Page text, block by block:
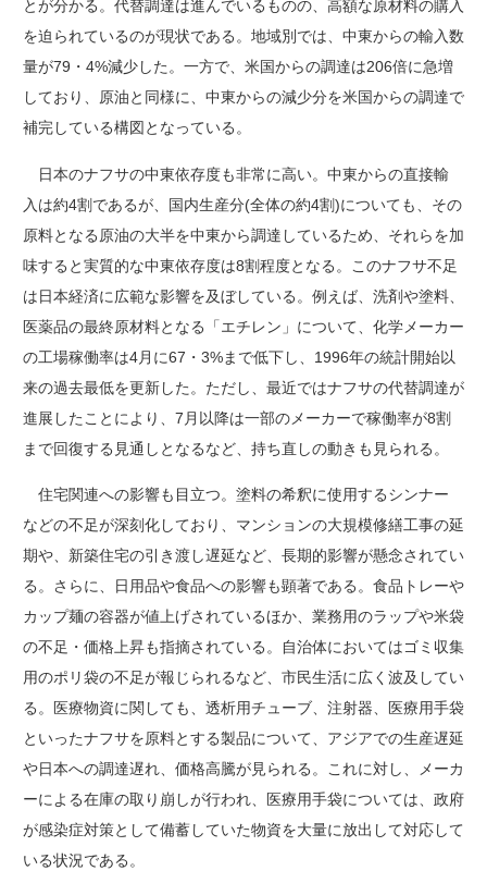
とが分かる。代替調達は進んでいるものの、高額な原材料の購入
を迫られているのが現状である。地域別では、中東からの輸入数
量が79・4%減少した。一方で、米国からの調達は206倍に急増
しており、原油と同様に、中東からの減少分を米国からの調達で
補完している構図となっている。
日本のナフサの中東依存度も非常に高い。中東からの直接輸
入は約4割であるが、国内生産分(全体の約4割)についても、その
原料となる原油の大半を中東から調達しているため、それらを加
味すると実質的な中東依存度は8割程度となる。このナフサ不足
は日本経済に広範な影響を及ぼしている。例えば、洗剤や塗料、
医薬品の最終原材料となる「エチレン」について、化学メーカー
の工場稼働率は4月に67・3%まで低下し、1996年の統計開始以
来の過去最低を更新した。ただし、最近ではナフサの代替調達が
進展したことにより、7月以降は一部のメーカーで稼働率が8割
まで回復する見通しとなるなど、持ち直しの動きも見られる。
住宅関連への影響も目立つ。塗料の希釈に使用するシンナー
などの不足が深刻化しており、マンションの大規模修繕工事の延
期や、新築住宅の引き渡し遅延など、長期的影響が懸念されてい
る。さらに、日用品や食品への影響も顕著である。食品トレーや
カップ麺の容器が値上げされているほか、業務用のラップや米袋
の不足・価格上昇も指摘されている。自治体においてはゴミ収集
用のポリ袋の不足が報じられるなど、市民生活に広く波及してい
る。医療物資に関しても、透析用チューブ、注射器、医療用手袋
といったナフサを原料とする製品について、アジアでの生産遅延
や日本への調達遅れ、価格高騰が見られる。これに対し、メーカ
ーによる在庫の取り崩しが行われ、医療用手袋については、政府
が感染症対策として備蓄していた物資を大量に放出して対応して
いる状況である。